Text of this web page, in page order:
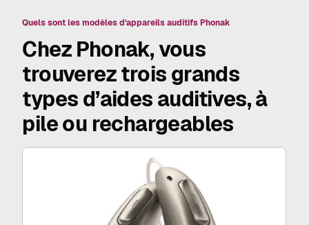
Quels sont les modèles d'appareils auditifs Phonak
Chez Phonak, vous
trouverez trois grands
types d’aides auditives, à
pile ou rechargeables